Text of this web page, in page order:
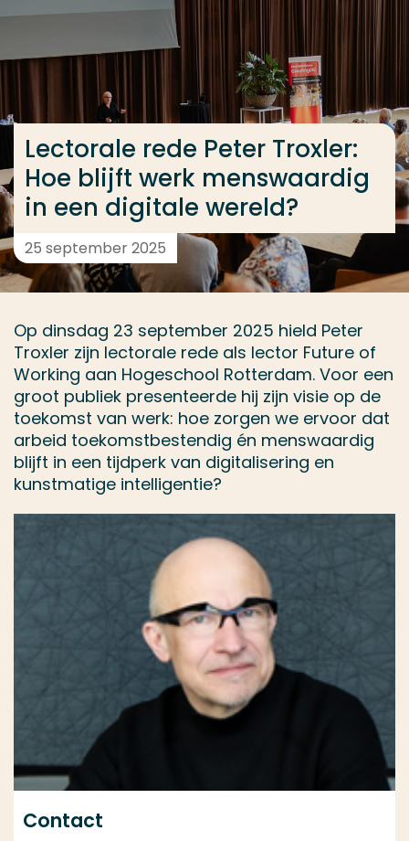
Ga direct naar de content
... > Verslag lectorale rede Peter Troxler
Lectorale rede Peter Troxler:
Hoe blijft werk menswaardig
in een digitale wereld?
25 september 2025
Op dinsdag 23 september 2025 hield Peter
Troxler zijn lectorale rede als lector Future of
Working aan Hogeschool Rotterdam. Voor een
groot publiek presenteerde hij zijn visie op de
toekomst van werk: hoe zorgen we ervoor dat
arbeid toekomstbestendig én menswaardig
blijft in een tijdperk van digitalisering en
kunstmatige intelligentie?
Contact
Veel gezocht
Opleiding